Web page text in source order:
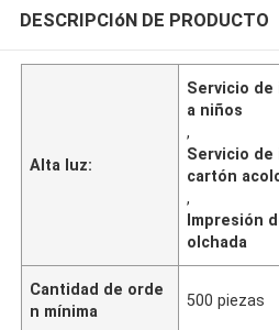
DESCRIPCIóN DE PRODUCTO
Alta luz:
Servicio
a niños
,
Servicio de
cartón
,
Impresión
olchada
Cantidad de orde
n mínima
500 piezas